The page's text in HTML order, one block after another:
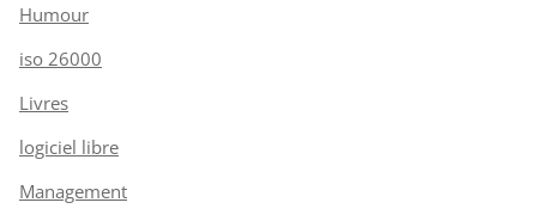
Humour
iso 26000
Livres
logiciel libre
Management